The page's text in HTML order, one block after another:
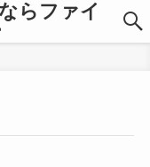
らファイ